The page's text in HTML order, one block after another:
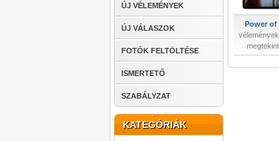
ÚJ VÉLEMÉNYEK
ÚJ VÁLASZOK
FOTÓK FELTÖLTÉSE
ISMERTETŐ
SZABÁLYZAT
KATEGÓRIÁK
Power of